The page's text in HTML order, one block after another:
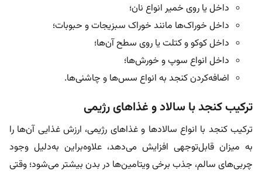
داخل یا روی خمیر انواع نان؛
داخل خوراک‌ها مانند خوراک سبزیجات و حبوبات؛
داخل کوکو و کتلت یا روی سطح آن‌ها؛
داخل انواع سوپ و خورش‌ها؛
اضافه‌کردن کنجد به انواع سس‌ها و چاشنی‌ها.
ترکیب کنجد با سالاد و غذاهای رژیمی
ترکیب کنجد با انواع سالادها و غذاهای رژیمی، ارزش غذایی آن‌ها را
به میزان قابل‌توجهی افزایش می‌دهد، علاوه‌براین به‌دلیل وجود
چربی‌های سالم، جذب برخی ویتامین‌ها در بدن بیشتر می‌شود؛ وقتی